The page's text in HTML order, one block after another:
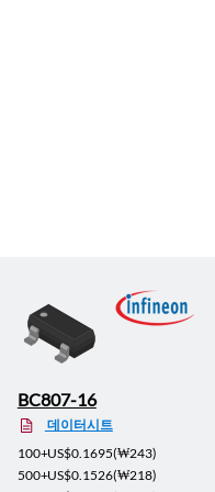
BC807-16
데이터시트
100+US$0.1695(₩243)
500+US$0.1526(₩218)